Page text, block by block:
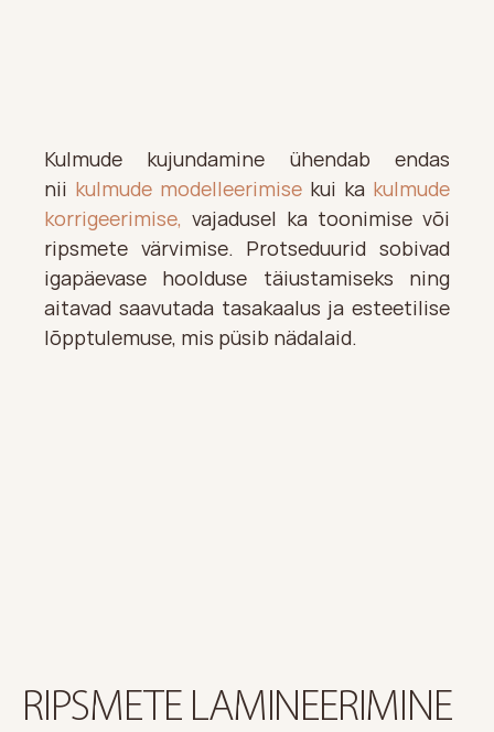
Kulmude kujundamine ühendab endas
nii kulmude modelleerimise kui ka kulmude
korrigeerimise, vajadusel ka toonimise või
ripsmete värvimise. Protseduurid sobivad
igapäevase hoolduse täiustamiseks ning
aitavad saavutada tasakaalus ja esteetilise
lõpptulemuse, mis püsib nädalaid.
RIPSMETE LAMINEERIMINE